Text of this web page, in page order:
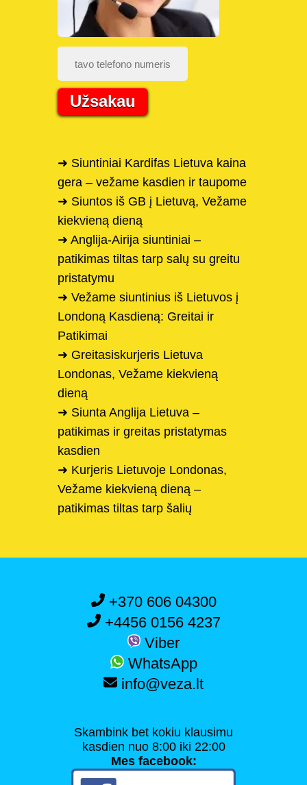
Užsakau
➜ Siuntiniai Kardifas Lietuva kaina
gera – vežame kasdien ir taupome
➜ Siuntos iš GB į Lietuvą, Vežame
kiekvieną dieną
➜ Anglija-Airija siuntiniai –
patikimas tiltas tarp salų su greitu
pristatymu
➜ Vežame siuntinius iš Lietuvos į
Londoną Kasdieną: Greitai ir
Patikimai
➜ Greitasiskurjeris Lietuva
Londonas, Vežame kiekvieną
dieną
➜ Siunta Anglija Lietuva –
patikimas ir greitas pristatymas
kasdien
➜ Kurjeris Lietuvoje Londonas,
Vežame kiekvieną dieną –
patikimas tiltas tarp šalių
+370 606 04300
+4456 0156 4237
Viber
WhatsApp
info@veza.lt
Skambink bet kokiu klausimu
kasdien nuo 8:00 iki 22:00
Mes facebook: